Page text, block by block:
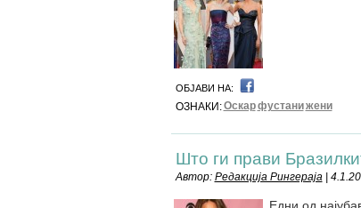
ОБЈАВИ НА:
ОЗНАКИ:Оскарфустанижени
Што ги прави
Автор: Редакција Рингераја|